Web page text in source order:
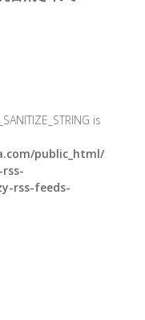
is
public_html/
rss-feeds-